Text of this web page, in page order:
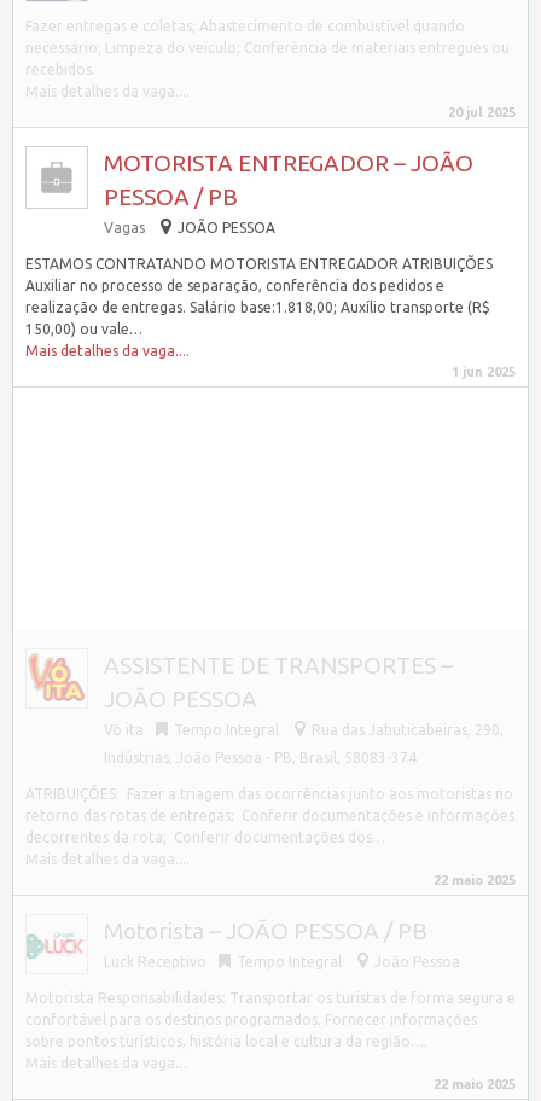
Fazer entregas e coletas; Abastecimento de combustível quando
necessário; Limpeza do veículo; Conferência de materiais entregues ou
recebidos.
Mais detalhes da vaga....
20 jul 2025
MOTORISTA ENTREGADOR – JOÃO
PESSOA / PB
Vagas JOÃO PESSOA
ESTAMOS CONTRATANDO MOTORISTA ENTREGADOR ATRIBUIÇÕES
Auxiliar no processo de separação, conferência dos pedidos e
realização de entregas. Salário base:1.818,00; Auxílio transporte (R$
150,00) ou vale…
Mais detalhes da vaga....
1 jun 2025
ASSISTENTE DE TRANSPORTES –
JOÃO PESSOA
Vó ita Tempo Integral
Rua das Jabuticabeiras, 290,
Indústrias, João Pessoa - PB, Brasil, 58083-374
ATRIBUIÇÕES: Fazer a triagem das ocorrências junto aos motoristas no
retorno das rotas de entregas; Conferir documentações e informações
decorrentes da rota; Conferir documentações dos…
Mais detalhes da vaga....
22 maio 2025
Motorista – JOÃO PESSOA / PB
Luck Receptivo Tempo Integral João Pessoa
Motorista Responsabilidades: Transportar os turistas de forma segura e
confortável para os destinos programados. Fornecer informações
sobre pontos turísticos, história local e cultura da região….
Mais detalhes da vaga....
22 maio 2025